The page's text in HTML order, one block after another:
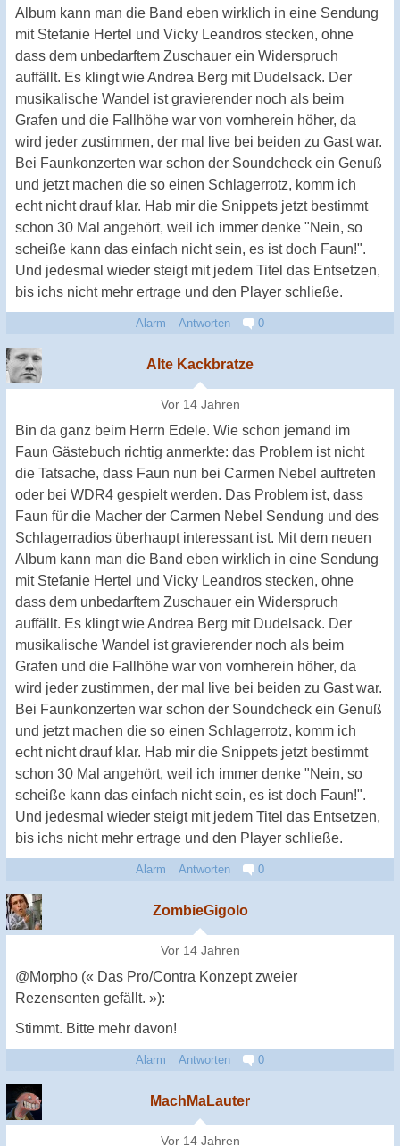
Album kann man die Band eben wirklich in eine Sendung
mit Stefanie Hertel und Vicky Leandros stecken, ohne
dass dem unbedarftem Zuschauer ein Widerspruch
auffällt. Es klingt wie Andrea Berg mit Dudelsack. Der
musikalische Wandel ist gravierender noch als beim
Grafen und die Fallhöhe war von vornherein höher, da
wird jeder zustimmen, der mal live bei beiden zu Gast war.
Bei Faunkonzerten war schon der Soundcheck ein Genuß
und jetzt machen die so einen Schlagerrotz, komm ich
echt nicht drauf klar. Hab mir die Snippets jetzt bestimmt
schon 30 Mal angehört, weil ich immer denke "Nein, so
scheiße kann das einfach nicht sein, es ist doch Faun!".
Und jedesmal wieder steigt mit jedem Titel das Entsetzen,
bis ichs nicht mehr ertrage und den Player schließe.
Alarm Antworten 0
Alte Kackbratze
Vor 14 Jahren
Bin da ganz beim Herrn Edele. Wie schon jemand im
Faun Gästebuch richtig anmerkte: das Problem ist nicht
die Tatsache, dass Faun nun bei Carmen Nebel auftreten
oder bei WDR4 gespielt werden. Das Problem ist, dass
Faun für die Macher der Carmen Nebel Sendung und des
Schlagerradios überhaupt interessant ist. Mit dem neuen
Album kann man die Band eben wirklich in eine Sendung
mit Stefanie Hertel und Vicky Leandros stecken, ohne
dass dem unbedarftem Zuschauer ein Widerspruch
auffällt. Es klingt wie Andrea Berg mit Dudelsack. Der
musikalische Wandel ist gravierender noch als beim
Grafen und die Fallhöhe war von vornherein höher, da
wird jeder zustimmen, der mal live bei beiden zu Gast war.
Bei Faunkonzerten war schon der Soundcheck ein Genuß
und jetzt machen die so einen Schlagerrotz, komm ich
echt nicht drauf klar. Hab mir die Snippets jetzt bestimmt
schon 30 Mal angehört, weil ich immer denke "Nein, so
scheiße kann das einfach nicht sein, es ist doch Faun!".
Und jedesmal wieder steigt mit jedem Titel das Entsetzen,
bis ichs nicht mehr ertrage und den Player schließe.
Alarm Antworten 0
ZombieGigolo
Vor 14 Jahren
@Morpho (« Das Pro/Contra Konzept zweier
Rezensenten gefällt. »):
Stimmt. Bitte mehr davon!
Alarm Antworten 0
MachMaLauter
Vor 14 Jahren